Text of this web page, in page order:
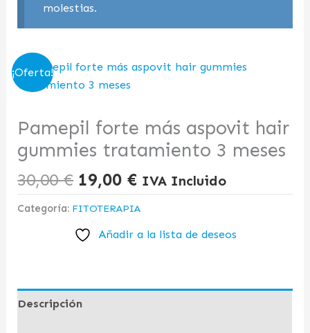
molestias.
¡Oferta!
Pamepil forte más aspovit hair
gummies tratamiento 3 meses
30,00€
El
precio
era:
30,00 €.
19,00 €
El
es:
19,00 €.
IVA Incluido
Categoría: FITOTERAPIA
Añadir a la lista de deseos
Descripción